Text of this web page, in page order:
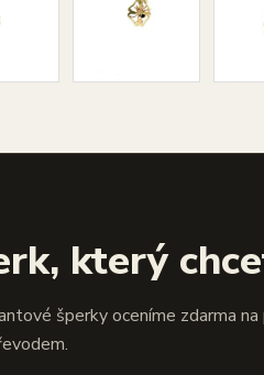
který
šperky oceníme zdarma